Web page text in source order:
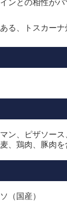
ンとの相性がバ
る、トスカー
ン、ピザソー
、鶏肉、豚肉を
（国産）